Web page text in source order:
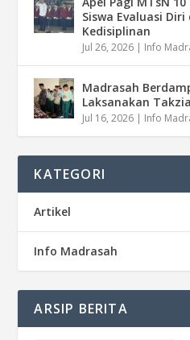
Siswa Evaluasi
Kedisiplinan
Jul 26, 2026 | Info
Madrasah
Laksanakan
Jul 16, 2026 | Info
KATEGORI
Artikel
Info Madrasah
ARSIP BERITA